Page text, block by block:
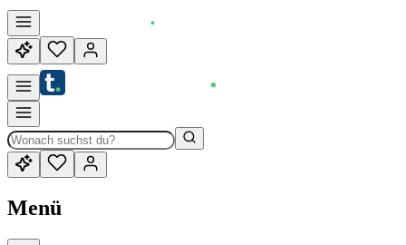
Menü